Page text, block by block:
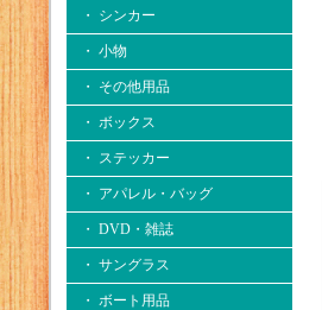
・ シンカー
・ 小物
・ その他用品
・ ボックス
・ ステッカー
・ アパレル・バッグ
・ DVD・雑誌
・ サングラス
・ ボート用品